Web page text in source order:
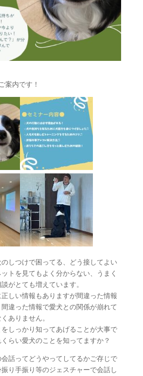
案内です！
しつけで困ってる、どう接してよい
トを見てもよく分からない、うまく
がとても増えています。
しい情報もありますが間違った情報
違った情報で愛犬との関係が崩れて
ありません。
をしっかり知ってあげることが大事で
らい愛犬のことを知ってますか？
話ってどうやってしてるかご存じで
り手振り等のジェスチャーで会話し